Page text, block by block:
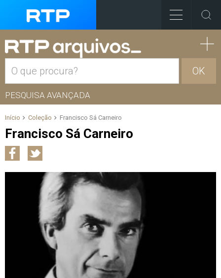
OK
PESQUISA AVANÇADA
Início Coleção Francisco Sá Carneiro
Francisco Sá Carneiro